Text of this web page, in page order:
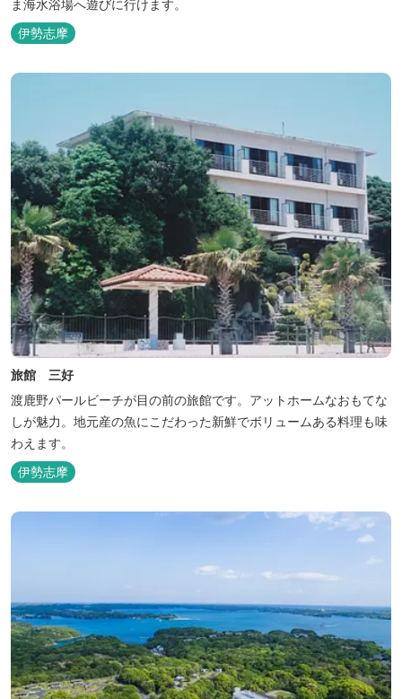
ま海水浴場へ遊びに行けます。
伊勢志摩
旅館 三好
渡鹿野パールビーチが目の前の旅館です。アットホームなおもてな
しが魅力。地元産の魚にこだわった新鮮でボリュームある料理も味
わえます。
伊勢志摩